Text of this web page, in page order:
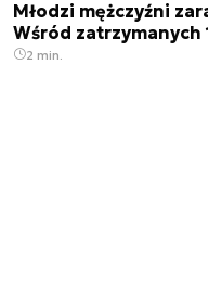
Młodzi mężczyźni
Wśród zatrzymanych
2 min.